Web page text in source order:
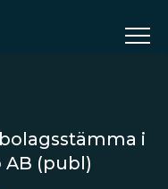
i
AB (publ)